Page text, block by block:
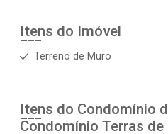
Itens do Imóvel
Terreno de Muro
Itens do Condomínio
Condomínio Terras